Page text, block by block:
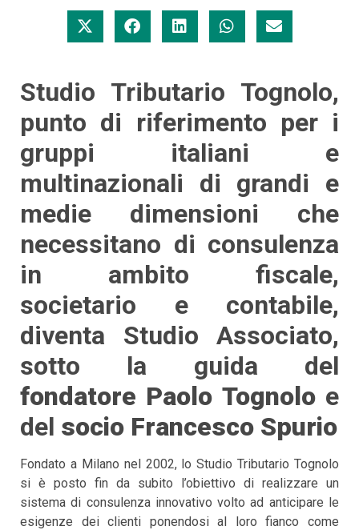
Studio Tributario Tognolo,
punto di riferimento per i
gruppi italiani e
multinazionali di grandi e
medie dimensioni che
necessitano di consulenza
in ambito fiscale,
societario e contabile,
diventa Studio Associato,
sotto la guida del
fondatore Paolo Tognoloe
del socio Francesco Spurio
Fondato a Milano nel 2002, lo Studio Tributario Tognolo
si è posto fin da subito l’obiettivo di realizzare un
sistema di consulenza innovativo volto ad anticipare le
esigenze dei clienti ponendosi al loro fianco come